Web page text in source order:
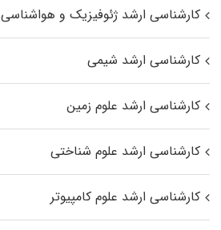
کارشناسی ارشد ژئوفیزیک و هواشناسی
کارشناسی ارشد شیمی
کارشناسی ارشد علوم زمین
کارشناسی ارشد علوم شناختی
کارشناسی ارشد علوم کامپیوتر